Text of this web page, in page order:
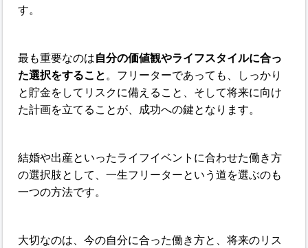
す。
最も重要なのは自分の価値観やライフスタイルに合っ
た選択をすること 。フリーターであっても、しっかり
と貯金をしてリスクに備えること、そして将来に向け
た計画を立てることが、成功への鍵となります。
結婚や出産といったライフイベントに合わせた働き方
の選択肢として、一生フリーターという道を選ぶのも
一つの方法です。
大切なのは、今の自分に合った働き方と、将来のリス